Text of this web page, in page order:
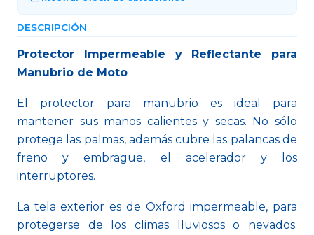
DESCRIPCIÓN
Protector Impermeable y Reflectante para
Manubrio de Moto
El protector para manubrio es ideal para
mantener sus manos calientes y secas. No sólo
protege las palmas, además cubre las palancas de
freno y embrague, el acelerador y los
interruptores.
La tela exterior es de Oxford impermeable, para
protegerse de los climas lluviosos o nevados.